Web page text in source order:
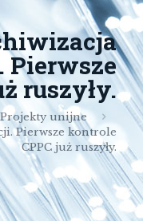
Pierwsze
ruszyły.
Projekty unijne
Pierwsze kontrole
CPPC już ruszyły.